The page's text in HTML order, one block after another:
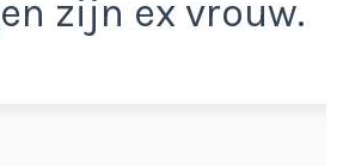
zijn ex vrouw.